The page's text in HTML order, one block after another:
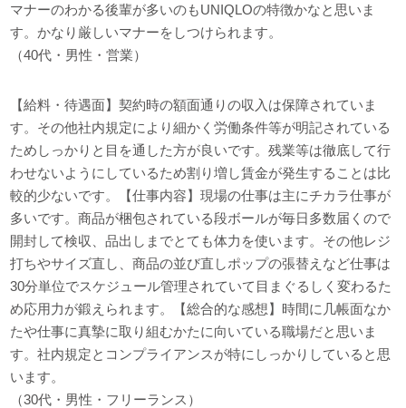
マナーのわかる後輩が多いのもUNIQLOの特徴かなと思いま
す。かなり厳しいマナーをしつけられます。
（40代・男性・営業）
【給料・待遇面】契約時の額面通りの収入は保障されていま
す。その他社内規定により細かく労働条件等が明記されている
ためしっかりと目を通した方が良いです。残業等は徹底して行
わせないようにしているため割り増し賃金が発生することは比
較的少ないです。【仕事内容】現場の仕事は主にチカラ仕事が
多いです。商品が梱包されている段ボールが毎日多数届くので
開封して検収、品出しまでとても体力を使います。その他レジ
打ちやサイズ直し、商品の並び直しポップの張替えなど仕事は
30分単位でスケジュール管理されていて目まぐるしく変わるた
め応用力が鍛えられます。【総合的な感想】時間に几帳面なか
たや仕事に真摯に取り組むかたに向いている職場だと思いま
す。社内規定とコンプライアンスが特にしっかりしていると思
います。
（30代・男性・フリーランス）